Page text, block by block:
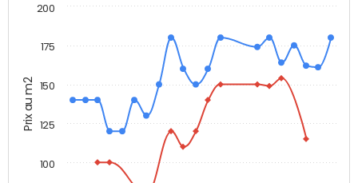
Prix au m2
100
125
150
175
200